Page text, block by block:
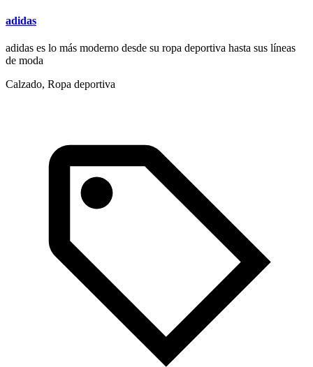
adidas
adidas es lo más moderno desde su ropa deportiva hasta sus líneas
de moda
Calzado, Ropa deportiva